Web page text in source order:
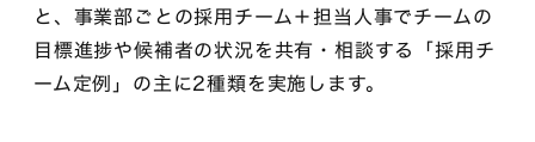
と、事業部ごとの採用チーム＋担当人事でチームの
目標進捗や候補者の状況を共有・相談する「採用チ
ーム定例」の主に2種類を実施します。